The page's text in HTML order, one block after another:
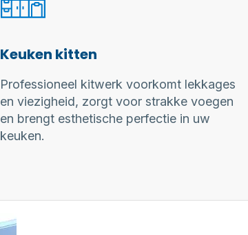
Keuken kitten
Professioneel kitwerk voorkomt lekkages
en viezigheid, zorgt voor strakke voegen
en brengt esthetische perfectie in uw
keuken.